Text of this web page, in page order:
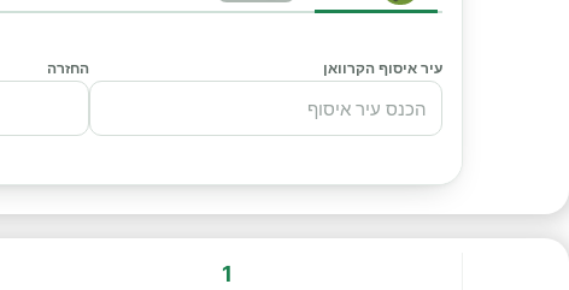
עיר איסוף הקרוואן החזרה
1